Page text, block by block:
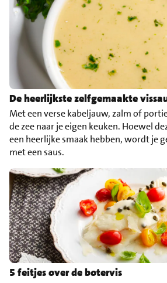
De heerlijkste zelfgemaakte
Met een verse kabeljauw, zalm of
de zee naar je eigen keuken. Hoewel
een heerlijke smaak hebben, wordt je
met een saus.
5 feitjes over de botervis